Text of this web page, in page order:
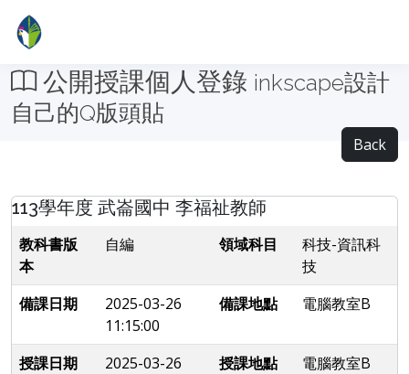
公開授課個人登錄 inkscape設計
自己的Q版頭貼
Back
113學年度 武崙國中 李福祉教師
教科書版
本
自編 領域科目
科技-資訊科
技
備課日期
2025-03-26
11:15:00
備課地點 電腦教室B
授課日期
2025-03-26
授課地點 電腦教室B